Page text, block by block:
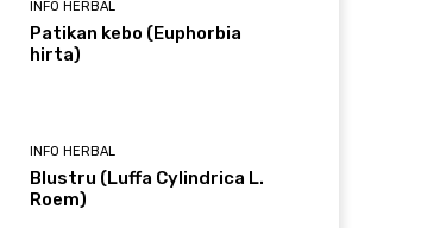
INFO HERBAL
Patikan kebo (Euphorbia
hirta)
INFO HERBAL
Blustru (Luffa Cylindrica L.
Roem)